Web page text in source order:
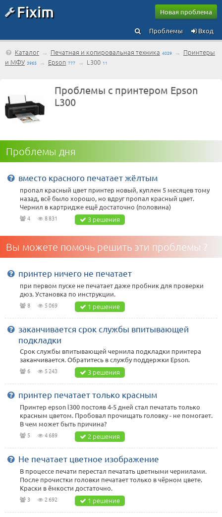
Fixim Новая проблема
Вход
Проблемы
Каталог → Печатная и копировальная техника 4029 → Принтеры
и МФУ 3965 → Epson 777 → L300 11
Проблемы с принтером Epson
L300
Проблемы дня
вместо красного печатает жёлтым
пропал красный цвет принтер новый, куплен 5 месяцев тому
назад, всё было хорошо, но вдруг пропал красный цвет.
Чернил в картридже ещё достаточно (половина)
4 8 831 3 решения
Вы можете помочь решить эти проблемы ?
принтер ничего не печатает
при первом пуске не печатает даже пробник для проверки
дюз. Установка по инструкции.
8 5 069 1 решение
заканчивается срок службы впитывающей
подкладки
Срок службы впитывающей чернила подкладки принтера
заканчивается. Обратитесь в службу поддержки Epson.
6 5 243 3 решения
принтер печатает только красным
Принтер epson l300 постояв 4-5 дней стал печатать только
красным цветом. Пробовал прочищать головку - не помогает.
В чем может быть причина?
5 4 689 2 решения
Не печатает цветное изображение
В процессе печати перестал печатать цветными чернилами.
После прочистки головки печатает только в чёрном цвете.
Краски в ёмкости достаточно.
3 2 692 1 решение